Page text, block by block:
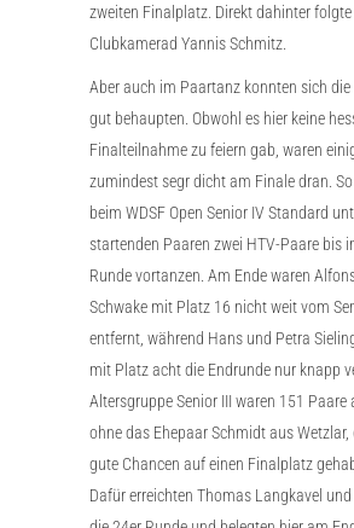
zweiten Finalplatz. Direkt dahinter folgte
Clubkamerad Yannis Schmitz.
Aber auch im Paartanz konnten sich die
gut behaupten. Obwohl es hier keine
Finalteilnahme zu feiern gab, waren
zumindest segr dicht am Finale dran.
beim WDSF Open Senior IV Standard
startenden Paaren zwei HTV-Paare bis
Runde vortanzen. Am Ende waren
Schwake mit Platz 16 nicht weit vom
entfernt, während Hans und Petra
mit Platz acht die Endrunde nur knapp
Altersgruppe Senior III waren 151 Paare
ohne das Ehepaar Schmidt aus Wetzlar,
gute Chancen auf einen Finalplatz
Dafür erreichten Thomas Langkavel